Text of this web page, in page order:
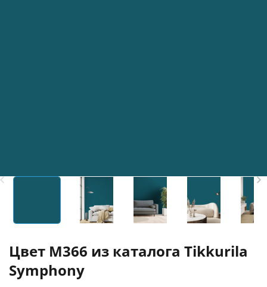
Цвет M366 из каталога Tikkurila
Symphony